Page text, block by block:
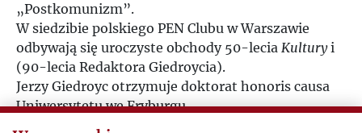
2007
2008
2009
„Postkomunizm”.
W siedzibie polskiego PEN Clubu w Warszawie
odbywają się uroczyste obchody 50-lecia Kulturyi
(90-lecia Redaktora Giedroycia).
Jerzy Giedroyc otrzymuje doktorat honoris causa
Uniwersytetu we Fryburgu.
PAŹDZIERNIK